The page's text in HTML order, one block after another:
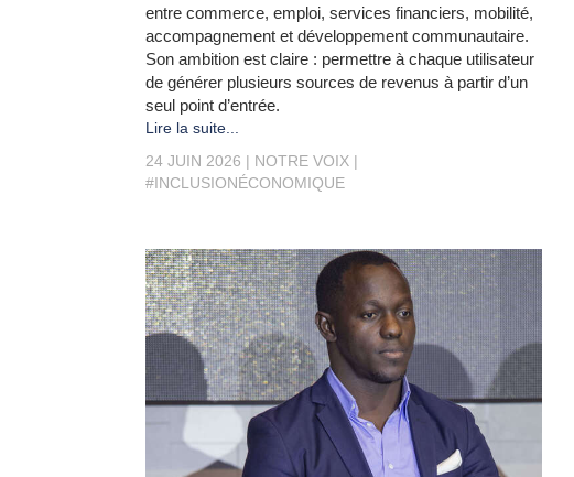
entre commerce, emploi, services financiers, mobilité,
accompagnement et développement communautaire.
Son ambition est claire : permettre à chaque utilisateur
de générer plusieurs sources de revenus à partir d’un
seul point d’entrée.
Lire la suite...
24 JUIN 2026
NOTRE VOIX
#INCLUSIONÉCONOMIQUE